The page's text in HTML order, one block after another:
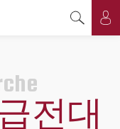
Basculer
전대